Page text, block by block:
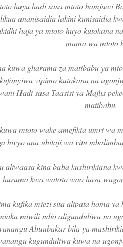
huyu hadi sasa mtoto hamjuwi
ananisaidia lakini kunisaidia
haja ya mtoto huyo kutokana
mama wa mtoto
kuwa gharama za matibabu ya
vipimo kutokana na
Hadi sasa Taasisi ya Majlis
matibabu.
mtoto wake amefikia umri wa
hivyo ana uhitaji wa vitu
aliwaasa kina baba kushirikiana
huruma kwa watoto wao hasa
kufika miezi sita alipata homa
miwili ndio aligunduliwa na
Abuubakar bila ya
kugunduliwa kuwa na